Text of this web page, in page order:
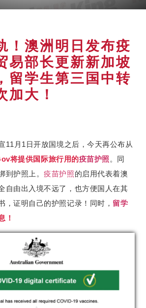
！澳洲明日发布疫
易部长更新新加坡
留学生第三国中转
加大！
11月1日开放国境之后，今天再公布从
将提供国际旅行用的疫苗护照 。同
到护照上。疫苗护照的启用代表着澳
自由出入境不远了，也方便国人在其
，证明自己的护照记录！同时， 留学
！